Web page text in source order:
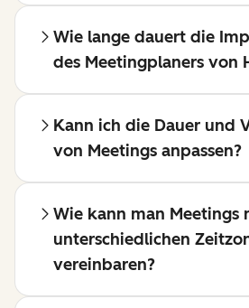
Wie lange dauert die
des Meetingplaners von
Kann ich die Dauer und
von Meetings anpassen?
Wie kann man Meetings
unterschiedlichen
vereinbaren?